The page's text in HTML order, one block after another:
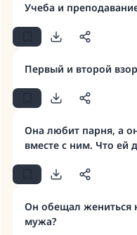
Учеба и
Первый и второй
Она любит парня, а
вместе с ним. Что ей
Он обещал жениться
мужа?